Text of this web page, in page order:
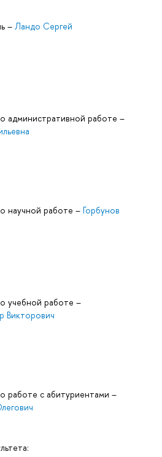
– Ландо Сергей
административной работе –
научной работе – Горбунов
учебной работе –
Викторович
работе с абитуриентами –